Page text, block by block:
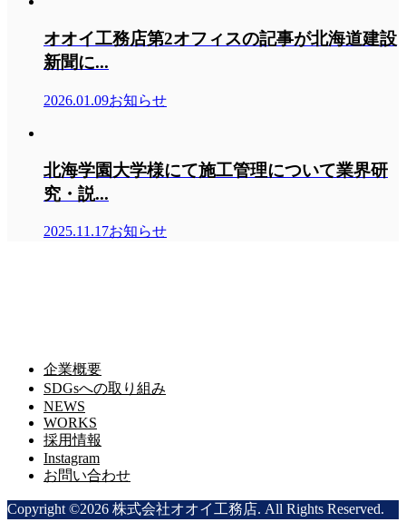
オオイ工務店第2オフィスの記事が北海道建設
新聞に...
2026.01.09お知らせ
北海学園大学様にて施工管理について業界研
究・説...
2025.11.17お知らせ
企業概要
SDGsへの取り組み
NEWS
WORKS
採用情報
Instagram
お問い合わせ
Copyright ©2026 株式会社オオイ工務店. All Rights Reserved.